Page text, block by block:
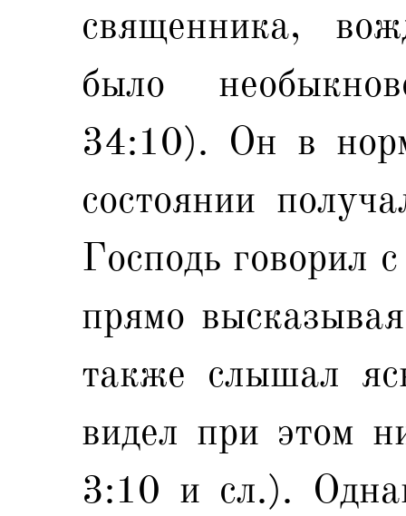
священника,
было
34:10). Он в
состоянии
Господь говорил
прямо
также слышал
видел при этом
3:10 и сл.).